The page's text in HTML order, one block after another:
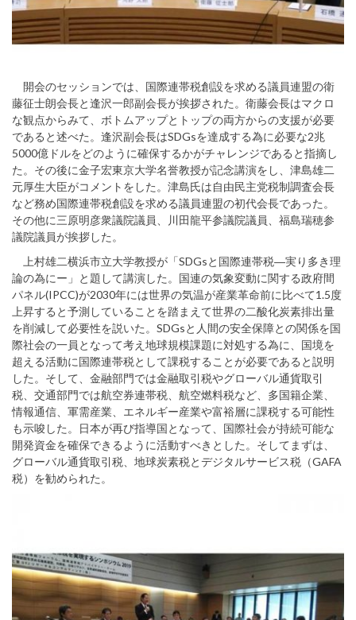
開会のセッションでは、国際連帯税創設を求める議員連盟の衛
藤征士朗会長と逢沢一郎副会長が挨拶された。衛藤会長はマクロ
な観点からみて、ボトムアップとトップの両方からの支援が必要
であると述べた。逢沢副会長はSDGsを達成する為に必要な2兆
5000億ドルをどのように確保するかがチャレンジであると指摘し
た。その後に金子宏東京大学名誉教授が記念講演をし、津島雄二
元厚生大臣がコメントをした。津島氏は自由民主党税制調査会長
など務め国際連帯税創設を求める議員連盟の初代会長であった。
その他に三原明彦衆議院議員、川田龍平参議院議員、福島瑞穂参
議院議員が挨拶した。
上村雄二横浜市立大学教授が「SDGsと国際連帯税―実り多き理
論の為にー」と題して講演した。国連の気象変動に関する政府間
パネル(IPCC)が2030年には世界の気温が産業革命前に比べて1.5度
上昇すると予測していることを踏まえて世界の二酸化炭素排出量
を削減して必要性を説いた。SDGsと人間の安全保障との関係を国
際社会の一員となって考え地球規模課題に対処する為に、国境を
超える活動に国際連帯税として課税することが必要であると説明
した。そして、金融部門では金融取引税やグローバル通貨取引
税、交通部門では航空券連帯税、航空燃料税など、多国籍企業、
情報通信、軍需産業、エネルギー産業や富裕層に課税する可能性
も示唆した。日本が再び指導国となって、国際社会が持続可能な
開発資金を確保できるように活動すべきとした。そしてまずは、
グローバル通貨取引税、地球炭素税とデジタルサービス税（GAFA
税）を勧められた。